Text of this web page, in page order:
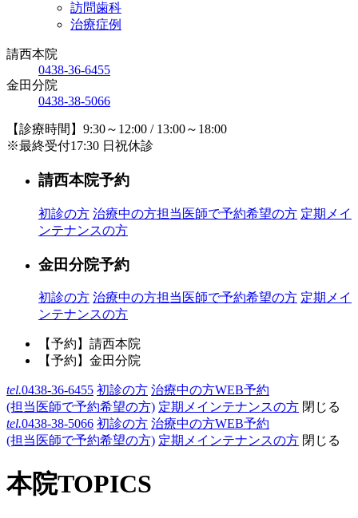
訪問歯科
治療症例
請西本院
0438-36-6455
金田分院
0438-38-5066
【診療時間】9:30～12:00 / 13:00～18:00
※最終受付17:30 日祝休診
請西本院予約
初診の方 治療中の方担当医師で予約希望の方 定期メイ
ンテナンスの方
金田分院予約
初診の方 治療中の方担当医師で予約希望の方 定期メイ
ンテナンスの方
【予約】請西本院
【予約】金田分院
tel.0438-36-6455 初診の方 治療中の方WEB予約
(担当医師で予約希望の方) 定期メインテナンスの方 閉じる
tel.0438-38-5066 初診の方 治療中の方WEB予約
(担当医師で予約希望の方) 定期メインテナンスの方 閉じる
本院TOPICS